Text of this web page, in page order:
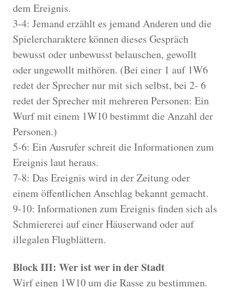
dem Ereignis.
3-4: Jemand erzählt es jemand Anderen und die
Spielercharaktere können dieses Gespräch
bewusst oder unbewusst belauschen, gewollt
oder ungewollt mithören. (Bei einer 1 auf 1W6
redet der Sprecher nur mit sich selbst, bei 2- 6
redet der Sprecher mit mehreren Personen: Ein
Wurf mit einem 1W10 bestimmt die Anzahl der
Personen.)
5-6: Ein Ausrufer schreit die Informationen zum
Ereignis laut heraus.
7-8: Das Ereignis wird in der Zeitung oder
einem öffentlichen Anschlag bekannt gemacht.
9-10: Informationen zum Ereignis finden sich als
Schmiererei auf einer Häuserwand oder auf
illegalen Flugblättern.
Block III: Wer ist wer in der Stadt
Wirf einen 1W10 um die Rasse zu bestimmen.